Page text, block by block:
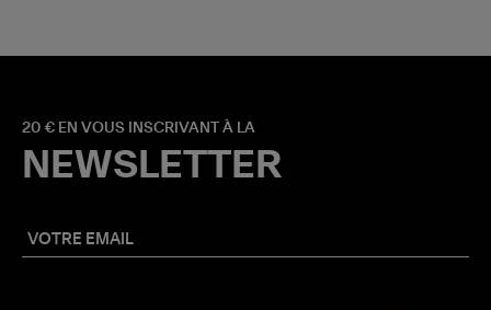
20 € EN VOUS INSCRIVANT À LA
NEWSLETTER